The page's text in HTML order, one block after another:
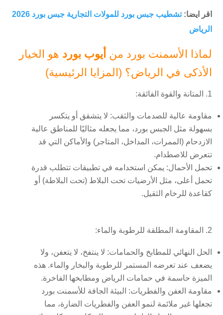
اقر ايضا:
تشطيب جبس بورد للمولات التجارية جبس بورد 2026
الرياض
لماذا الأسمنت بورد من أيوب بورد هو الخيار
الأذكى في الرياض؟ (المزايا الرئيسية)
1. المتانة والقوة الفائقة:
مقاومة عالية للصدمات والثقب: لا يتشقق أو يتكسر
بسهولة مثل الجبس بورد، مما يجعله مثاليًا للمناطق عالية
الازدحام (الممرات، المداخل، المتاجر) والأماكن التي قد
تتعرض للاصطدام.
تحمل الأحمال: يمكن استخدامه في تطبيقات تتطلب قدرة
تحمل أعلى، مثل الأرضيات تحت البلاط (تحت البلاطة) أو
كقاعدة للرخام الثقيل.
2. المقاومة المطلقة للرطوبة والماء:
الحل النهائي للمطابخ والحمامات: لا ينتفخ، لا يتعفن، ولا
يضعف عند تعرضه المستمر للرطوبة والبخار والماء. هذه
الميزة حاسمة في حمامات الرياض ومطابخها الفاخرة.
مقاومة العفن والفطريات: البيئة الجافة للأسمنت بورد
تجعلها غير ملائمة لنمو العفن والفطريات الضارة، مما